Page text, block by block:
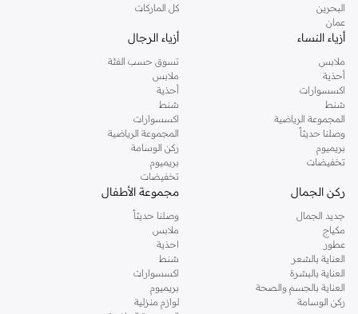
اعثر على قطعة جاك المثالية لك
سواء كنت تبحث عن ملابس كاجوال أو شيء أكثر أناقة، فإن تشكيلة جاك تقدم خيارات
استمتع بالتوصيل السريع والإرجاع السهل على جميع مشتريات جاك في دبي، أبوظبي
وفي جميع أنحاء الإمارات.
البحرين
عمان
كل الماركات
أزياء النساء
ملابس
أحذية
اكسسوارات
شنط
المجموعة الرياضية
وصلنا حديثاً
بريميوم
تخفيضات
أزياء الرجال
تسوق حسب الفئة
ملابس
أحذية
شنط
اكسسوارات
المجموعة الرياضية
ركن الوسامة
بريميوم
تخفيضات
ركن الجمال
جديد الجمال
مكياج
عطور
العناية بالشعر
العناية بالبشرة
العناية بالجسم والصحة
ركن الوسامة
مجموعة الأطفال
وصلنا حديثاً
ملابس
احذية
شنط
اكسسوارات
بريميوم
لوازم منزلية